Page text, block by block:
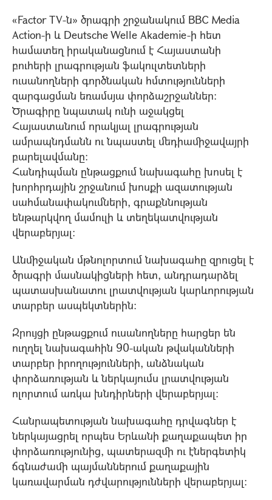
«Factor TV-ն» ծրագրի շրջանակում BBC Media
Action-ի և Deutsche Welle Akademie-ի հետ
համատեղ իրականացնում է Հայաստանի
բուհերի լրագրության ֆակուլտետների
ուսանողների գործնական հմտությունների
զարգացման եռամսյա փորձաշրջաններ։
Ծրագիրը նպատակ ունի աջակցել
Հայաստանում որակյալ լրագրության
ամրապնդմանն ու նպաստել մեդիամիջավայրի
բարելավմանը։
Հանդիպման ընթացքում նախագահը խոսել է
խորհրդային շրջանում խոսքի ազատության
սահմանափակումների, գրաքննության
ենթարկվող մամուլի և տեղեկատվության
վերաբերյալ:
Անմիջական մթնոլորտում նախագահը զրուցել է
ծրագրի մասնակիցների հետ, անդրադարձել
պատասխանատու լրատվության կարևորության
տարբեր ասպեկտներին:
Զրույցի ընթացքում ուսանողները հարցեր են
ուղղել նախագահին 90-ական թվականների
տարբեր իրողությունների, անձնական
փորձառության և ներկայումս լրատվության
ոլորտում առկա խնդիրների վերաբերյալ:
Հանրապետության նախագահը դրվագներ է
ներկայացրել որպես Երևանի քաղաքապետ իր
փորձառությունից, պատերազմի ու էներգետիկ
ճգնաժամի պայմաններում քաղաքային
կառավարման դժվարությունների վերաբերյալ: